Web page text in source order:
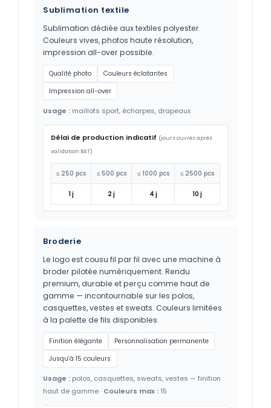
Sublimation textile
Sublimation dédiée aux textiles polyester.
Couleurs vives, photos haute résolution,
impression all-over possible.
Qualité photo
Couleurs éclatantes
Impression all-over
Usage : maillots sport, écharpes, drapeaux
Délai de production indicatif (jours ouvrés après
validation BAT)
≤ 250 pcs ≤ 500 pcs ≤ 1000 pcs ≤ 2500 pcs
1 j 2 j 4 j 10 j
Broderie
Le logo est cousu fil par fil avec une machine à
broder pilotée numériquement. Rendu
premium, durable et perçu comme haut de
gamme — incontournable sur les polos,
casquettes, vestes et sweats. Couleurs limitées
à la palette de fils disponibles.
Finition élégante
Personnalisation permanente
Jusqu'à 15 couleurs
Usage : polos, casquettes, sweats, vestes — finition
haut de gamme · Couleurs max : 15